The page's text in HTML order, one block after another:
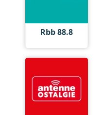
Rbb 88.8